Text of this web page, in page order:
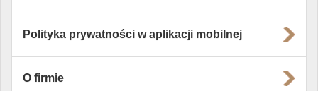
Polityka prywatności w aplikacji mobilnej
O firmie